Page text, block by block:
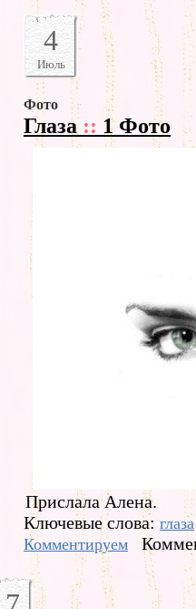
4
Июль
Фото
Глаза:: 1 Фото
Прислала Алена.
Ключевые слова: глаза
Комментируем